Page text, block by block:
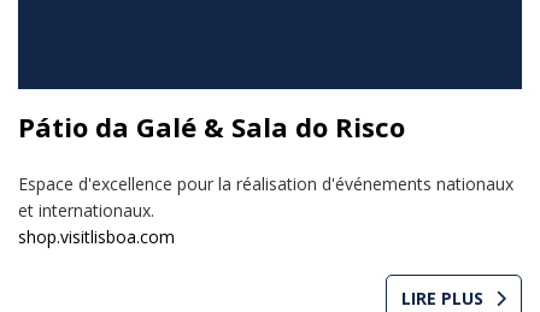
Pátio da Galé & Sala do Risco
Espace d'excellence pour la réalisation d'événements nationaux
et internationaux.
shop.visitlisboa.com
LIRE PLUS